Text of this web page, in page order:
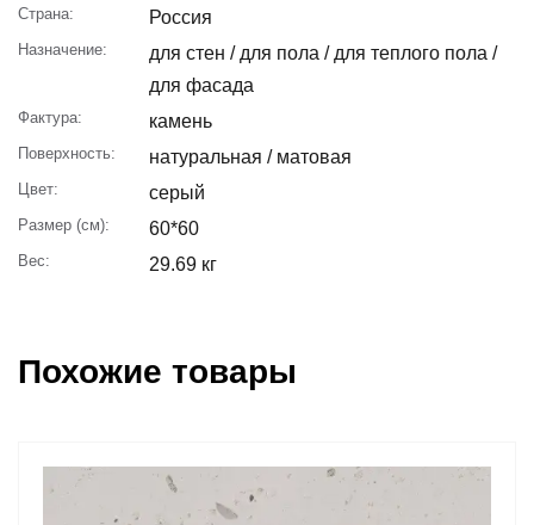
Страна: Россия
Назначение:
для стен / для пола / для теплого пола /
для фасада
Фактура: камень
Поверхность: натуральная / матовая
Цвет: серый
Размер (см): 60*60
Вес: 29.69 кг
Похожие товары